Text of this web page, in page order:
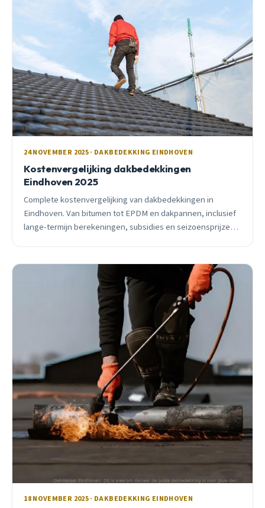
24 NOVEMBER 2025 · DAKBEDEKKING EINDHOVEN
Kostenvergelijking dakbedekkingen
Eindhoven 2025
Complete kostenvergelijking van dakbedekkingen in
Eindhoven. Van bitumen tot EPDM en dakpannen, inclusief
lange-termijn berekeningen, subsidies en seizoensprijzen.
18 NOVEMBER 2025 · DAKBEDEKKING EINDHOVEN